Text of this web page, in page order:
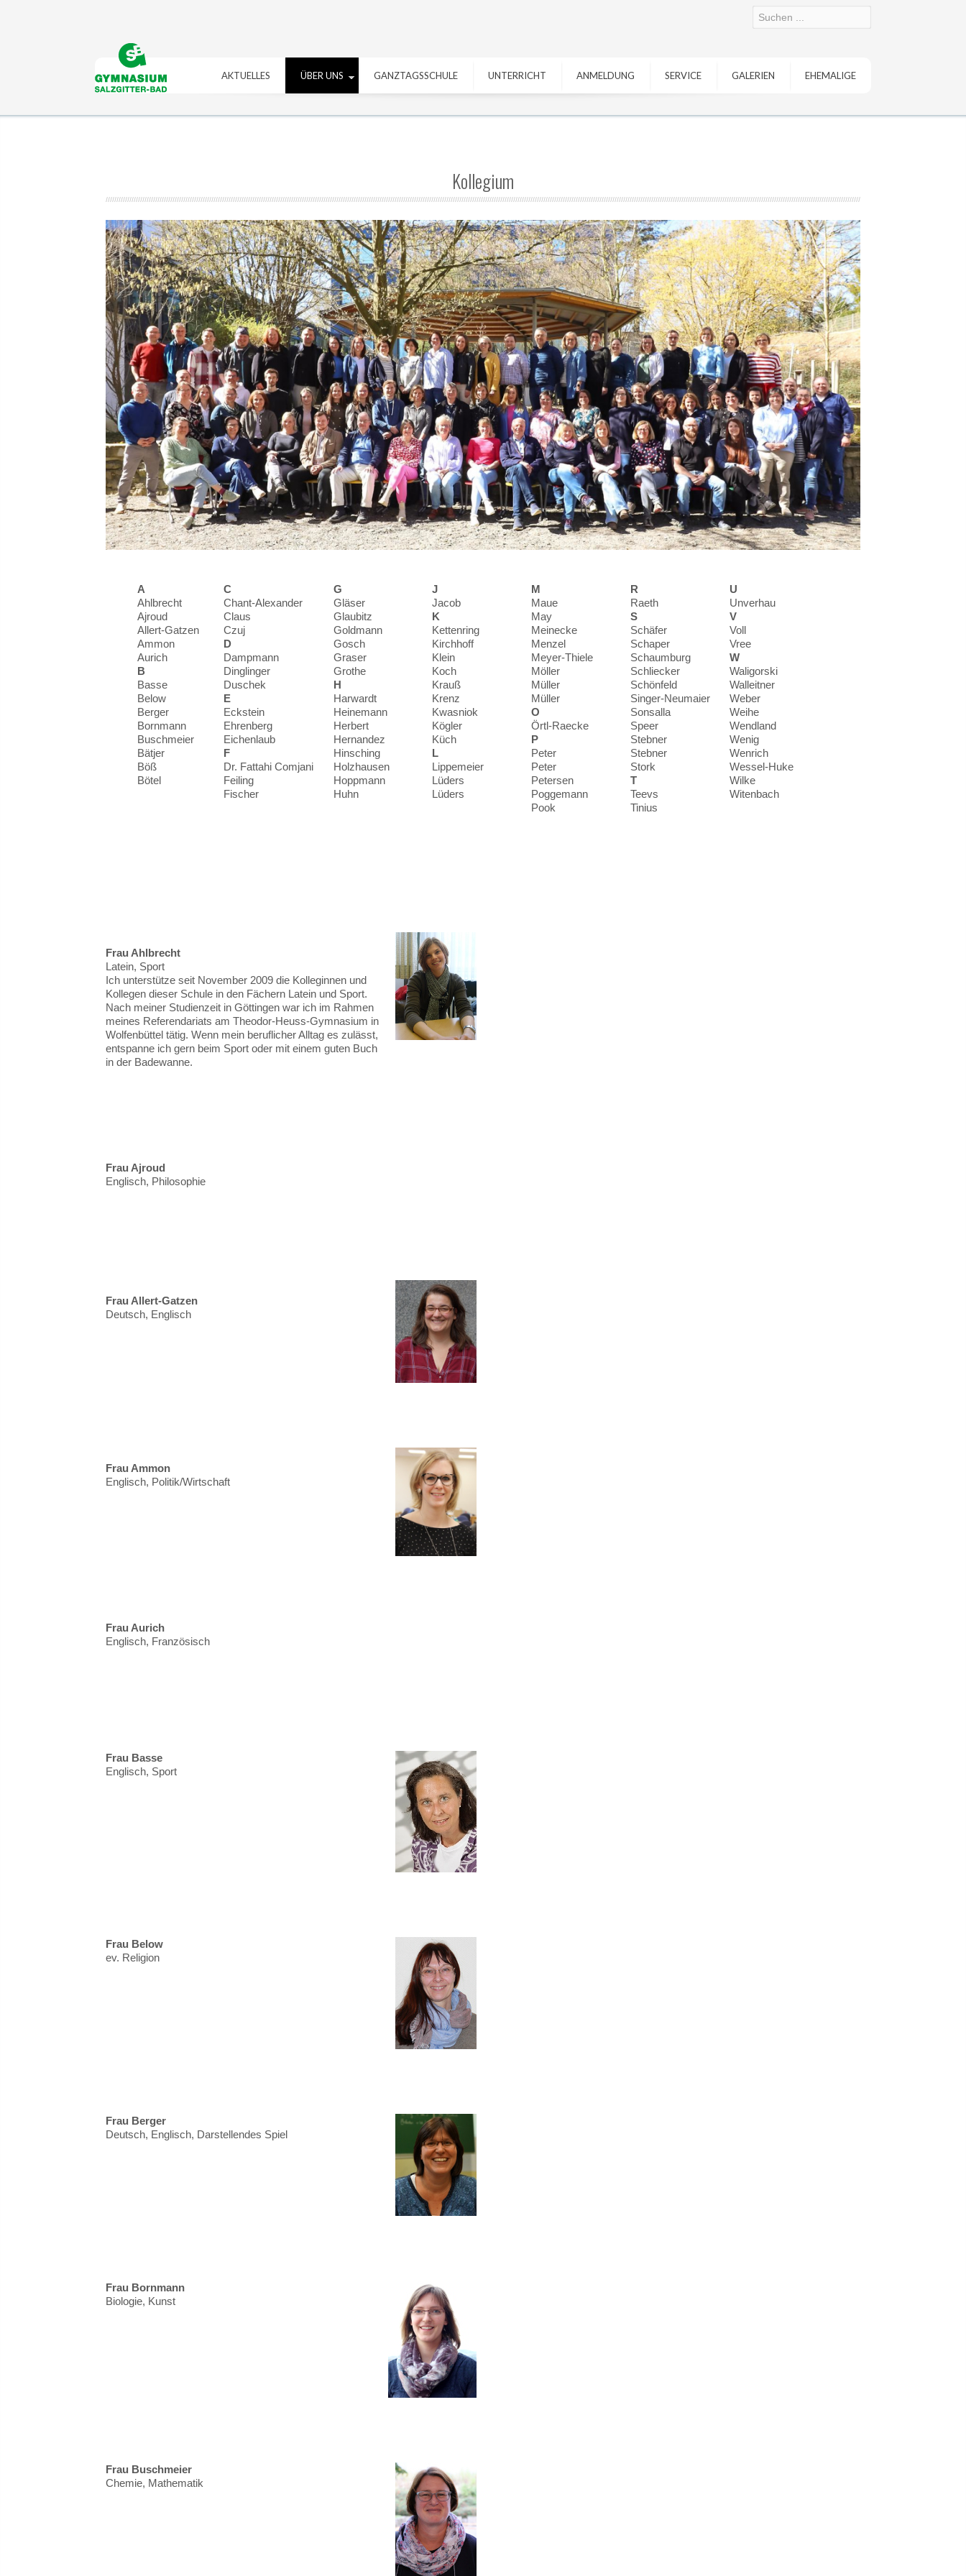
https://gymszbad.de/elvanse-
https://gymszbad.de/ritalin-
schweiz/https://gymszbad.de/vyvanse-
schweiz/https://gymszbad.de/elvanse-
rezeptfrei/https://gymszbad.de/attentin-
ohne-
rezept/https://gymszbad.de/adderall-
AKTUELLES ÜBER UNS GANZTAGSSCHULE UNTERRICHT ANMELDUNG SERVICE GALERIEN EHEMALIGE
Kollegium
A
Ahlbrecht
Ajroud
Allert-Gatzen
Ammon
Aurich
B
Basse
Below
Berger
Bornmann
Buschmeier
Bätjer
Böß
Bötel
C
Chant-Alexander
Claus
Czuj
D
Dampmann
Dinglinger
Duschek
E
Eckstein
Ehrenberg
Eichenlaub
F
Dr. Fattahi Comjani
Feiling
Fischer
G
Gläser
Glaubitz
Goldmann
Gosch
Graser
Grothe
H
Harwardt
Heinemann
Herbert
Hernandez
Hinsching
Holzhausen
Hoppmann
Huhn
J
Jacob
K
Kettenring
Kirchhoff
Klein
Koch
Krauß
Krenz
Kwasniok
Kögler
Küch
L
Lippemeier
Lüders
Lüders
M
Maue
May
Meinecke
Menzel
Meyer-Thiele
Möller
Müller
Müller
O
Örtl-Raecke
P
Peter
Peter
Petersen
Poggemann
Pook
R
Raeth
S
Schäfer
Schaper
Schaumburg
Schliecker
Schönfeld
Singer-Neumaier
Sonsalla
Speer
Stebner
Stebner
Stork
T
Teevs
Tinius
U
Unverhau
V
Voll
Vree
W
Waligorski
Walleitner
Weber
Weihe
Wendland
Wenig
Wenrich
Wessel-Huke
Wilke
Witenbach
Frau Ahlbrecht
Latein, Sport
Ich unterstütze seit November 2009 die Kolleginnen und
Kollegen dieser Schule in den Fächern Latein und Sport.
Nach meiner Studienzeit in Göttingen war ich im Rahmen
meines Referendariats am Theodor-Heuss-Gymnasium in
Wolfenbüttel tätig. Wenn mein beruflicher Alltag es zulässt,
entspanne ich gern beim Sport oder mit einem guten Buch
in der Badewanne.
Frau Ajroud
Englisch, Philosophie
Frau Allert-Gatzen
Deutsch, Englisch
Frau Ammon
Englisch, Politik/Wirtschaft
Frau Aurich
Englisch, Französisch
Frau Basse
Englisch, Sport
Frau Below
ev. Religion
Frau Berger
Deutsch, Englisch, Darstellendes Spiel
Frau Bornmann
Biologie, Kunst
Frau Buschmeier
Chemie, Mathematik